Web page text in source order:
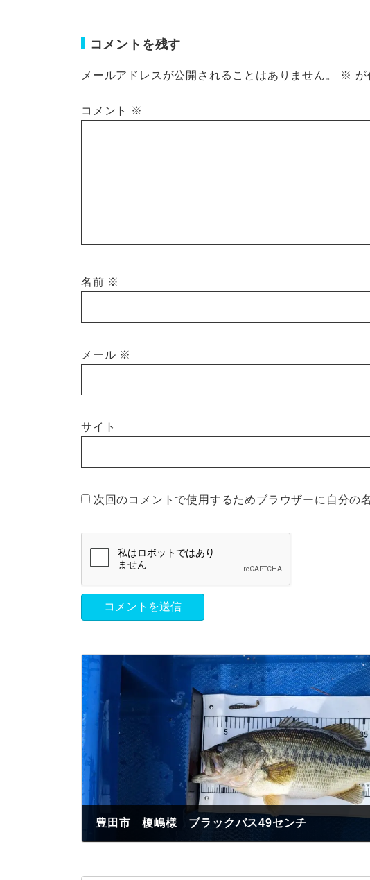
コメントを残す
メールアドレスが公開されることはありません。 ※ が
コメント ※
名前 ※
メール ※
サイト
次回のコメントで使用するためブラウザーに自分の
豊田市 榎嶋様 ブラックバス49センチ